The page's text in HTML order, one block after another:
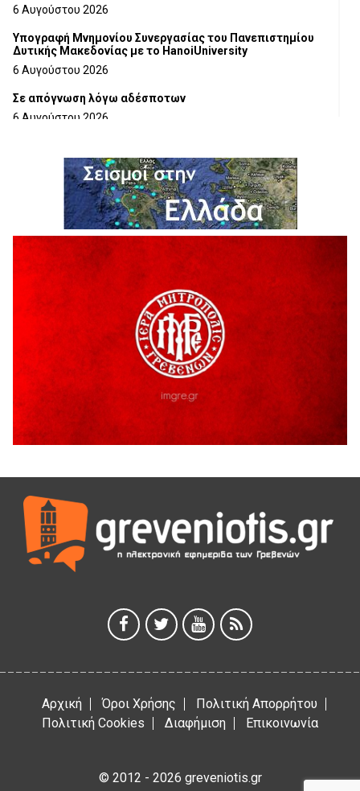
6 Αυγούστου 2026
Υπογραφή Μνημονίου Συνεργασίας του Πανεπιστημίου
Δυτικής Μακεδονίας με το HanoiUniversity
6 Αυγούστου 2026
Σε απόγνωση λόγω αδέσποτων
6 Αυγούστου 2026
6 Αυγούστου 2026
Ολοκληρώνεται η ασφαλτόστρωση της οδού Περιβόλι –
6 Αυγούστου 2026
H παραδοχή λαθών είναι (και) δύναμη
5 Αυγούστου 2026
Ο ΑΝΔΡΕΑΣ ΑΣΛΑΝΙΔΗΣ ΣΥΝΕΧΙΖΕΙ ΣΤΟΝ ΠΡΩΤΕΑ
ΓΡΕΒΕΝΩΝ
5 Αυγούστου 2026
Ευχαριστήριο Εκπολιτιστικού Συλλόγου Ταξιάρχη προς κ.
Παρασχάκη Αθανάσιο
5 Αυγούστου 2026
Διακοπή υδροδότησης του Α΄ κλάδου ύδρευσης
5 Αυγούστου 2026
Θερινό Σινεμά στο πλαίσιο του «Πολιτιστικού
Καλοκαιριού 2026» με την βραβευμένη ταινία «Μικρές
Ανάσες».
5 Αυγούστου 2026
5 Αυγούστου 2026
Αρχική Όροι Χρήσης
Πολιτική Απορρήτου
Πολιτική Cookies
Διαφήμιση Επικοινωνία
© 2012 - 2026 greveniotis.gr